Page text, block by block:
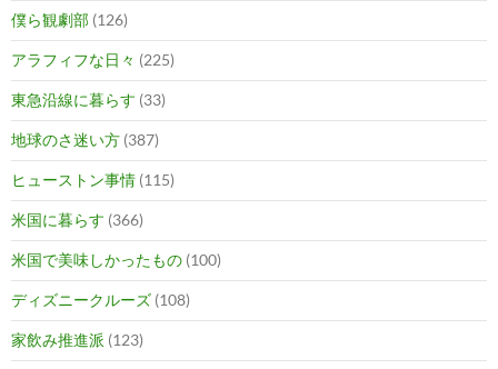
僕ら観劇部 (126)
アラフィフな日々 (225)
東急沿線に暮らす (33)
地球のさ迷い方 (387)
ヒューストン事情 (115)
米国に暮らす (366)
米国で美味しかったもの (100)
ディズニークルーズ (108)
家飲み推進派 (123)